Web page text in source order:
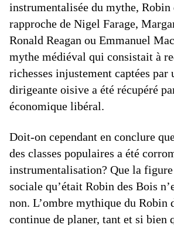
instrumentalisée du mythe, Robin
rapproche de Nigel Farage,
Ronald Reagan ou Emmanuel
mythe médiéval qui consistait à
richesses injustement captées par
dirigeante oisive a été récupéré
économique libéral.
Doit-on cependant en conclure
des classes populaires a été
instrumentalisation? Que la
sociale qu’était Robin des Bois
non. L’ombre mythique du Robin
continue de planer, tant et si bien